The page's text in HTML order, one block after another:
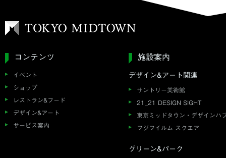
コンテンツ
イベント
ショップ
レストラン&フード
デザイン&アート
サービス案内
施設案内
デザイン&アート関連
サントリー美術館
21_21 DESIGN SIGHT
東京ミッドタウン・デザインハ
フジフイルム スクエア
グリーン&パーク